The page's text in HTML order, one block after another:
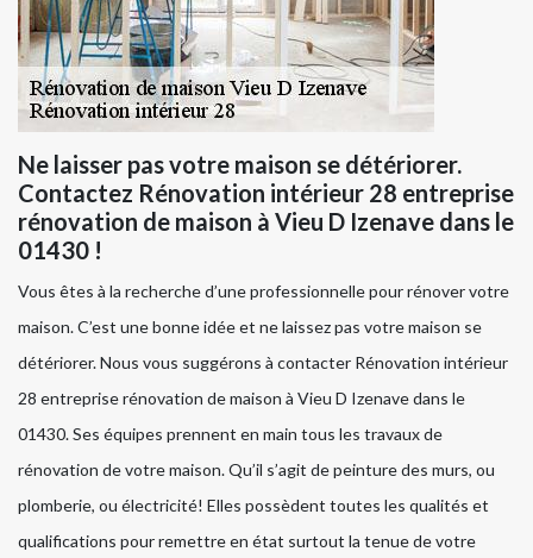
Ne laisser pas votre maison se détériorer.
Contactez Rénovation intérieur 28 entreprise
rénovation de maison à Vieu D Izenave dans le
01430 !
Vous êtes à la recherche d’une professionnelle pour rénover votre
maison. C’est une bonne idée et ne laissez pas votre maison se
détériorer. Nous vous suggérons à contacter Rénovation intérieur
28 entreprise rénovation de maison à Vieu D Izenave dans le
01430. Ses équipes prennent en main tous les travaux de
rénovation de votre maison. Qu’il s’agit de peinture des murs, ou
plomberie, ou électricité! Elles possèdent toutes les qualités et
qualifications pour remettre en état surtout la tenue de votre